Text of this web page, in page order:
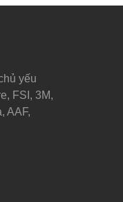
yếu
FSI, 3M,
AAF,